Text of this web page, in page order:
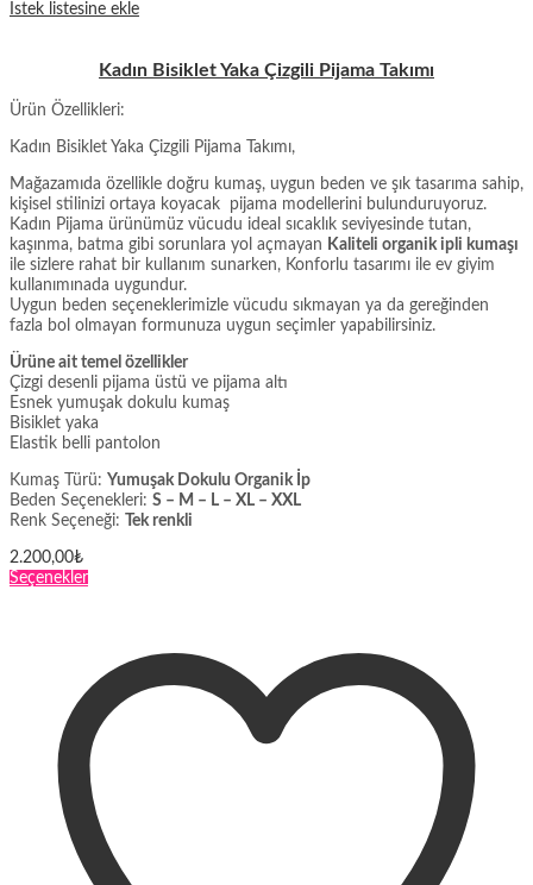
İstek listesine ekle
Kadın Bisiklet Yaka Çizgili Pijama Takımı
Ürün Özellikleri:
Kadın Bisiklet Yaka Çizgili Pijama Takımı,
Mağazamıda özellikle doğru kumaş, uygun beden ve şık tasarıma sahip,
kişisel stilinizi ortaya koyacak pijama modellerini bulunduruyoruz.
Kadın Pijama ürünümüz vücudu ideal sıcaklık seviyesinde tutan,
kaşınma, batma gibi sorunlara yol açmayan Kaliteli organik ipli kumaşı
ile sizlere rahat bir kullanım sunarken, Konforlu tasarımı ile ev giyim
kullanımınada uygundur.
Uygun beden seçeneklerimizle vücudu sıkmayan ya da gereğinden
fazla bol olmayan formunuza uygun seçimler yapabilirsiniz.
Ürüne ait temel özellikler
Çizgi desenli pijama üstü ve pijama altı
Esnek yumuşak dokulu kumaş
Bisiklet yaka
Elastik belli pantolon
Kumaş Türü: Yumuşak Dokulu Organik İp
Beden Seçenekleri: S – M – L – XL – XXL
Renk Seçeneği:
Tek renkli
2.200,00₺
SeçeneklerBu
varyasyonu
var.
Seçenekler
ürün
sayfasından
seçilebilir